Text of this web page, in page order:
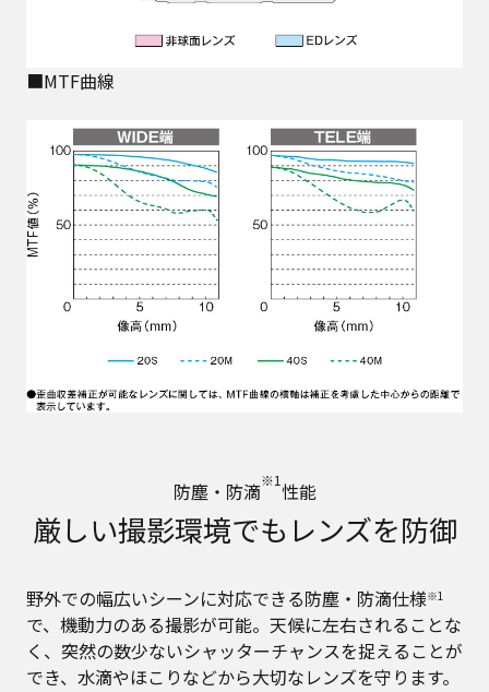
■MTF曲線
防塵・防滴※1性能
厳しい撮影環境でもレンズを防御
野外での幅広いシーンに対応できる防塵・防滴仕様※1
で、機動力のある撮影が可能。天候に左右されることな
く、突然の数少ないシャッターチャンスを捉えることが
でき、水滴やほこりなどから大切なレンズを守ります。